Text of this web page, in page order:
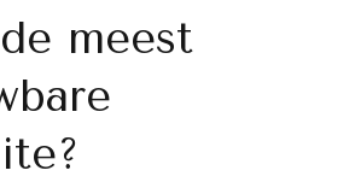
meest